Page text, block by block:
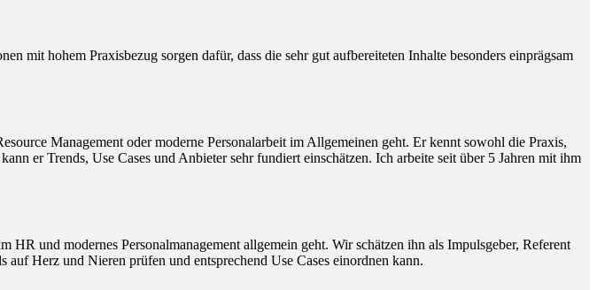
mit hohem Praxisbezug sorgen dafür, dass die sehr gut aufbereiteten Inhalte besonders einprägsam
Management oder moderne Personalarbeit im Allgemeinen geht. Er kennt sowohl die Praxis,
er Trends, Use Cases und Anbieter sehr fundiert einschätzen. Ich arbeite seit über 5 Jahren mit ihm
und modernes Personalmanagement allgemein geht. Wir schätzen ihn als Impulsgeber, Referent
Herz und Nieren prüfen und entsprechend Use Cases einordnen kann.